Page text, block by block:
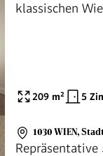
klassischen
209 m² 5
1030 WIEN,